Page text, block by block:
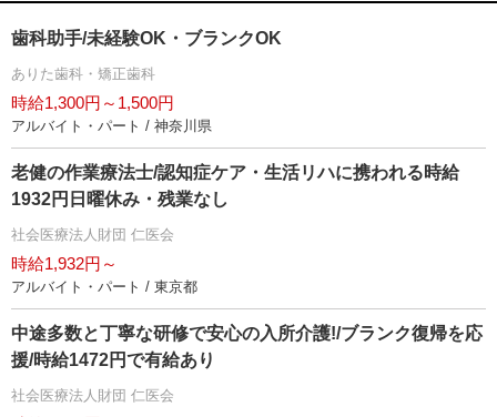
歯科助手/未経験OK・ブランクOK
ありた歯科・矯正歯科
時給1,300円～1,500円
アルバイト・パート / 神奈川県
老健の作業療法士/認知症ケア・生活リハに携われる時給
1932円日曜休み・残業なし
社会医療法人財団 仁医会
時給1,932円～
アルバイト・パート / 東京都
中途多数と丁寧な研修で安心の入所介護!/ブランク復帰を応
援/時給1472円で有給あり
社会医療法人財団 仁医会